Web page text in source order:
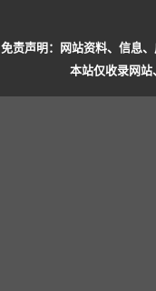
免责声明：网站资料、信息
本站仅收录网